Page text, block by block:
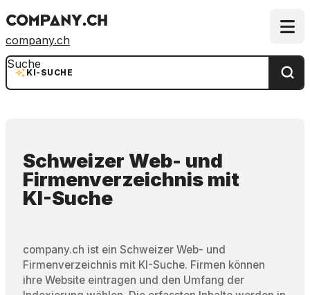
company.ch
KI-SUCHE
Suche
Schweizer Web- und
Firmenverzeichnis mit
KI-Suche
company.ch ist ein Schweizer Web- und
Firmenverzeichnis mit KI-Suche. Firmen können
ihre Website eintragen und den Umfang der